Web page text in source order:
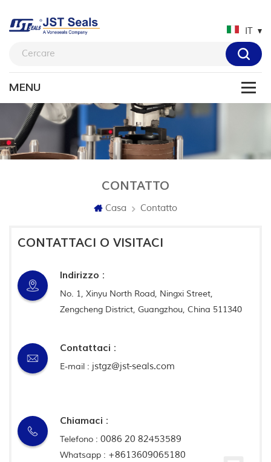
IT
CONTATTO
Casa Contatto
CONTATTACI O VISITACI
Indirizzo :
No. 1, Xinyu North Road, Ningxi Street,
Zengcheng District, Guangzhou, China 511340
Contattaci :
E-mail : jstgz@jst-seals.com
Chiamaci :
Telefono : 0086 20 82453589
Whatsapp : +8613609065180